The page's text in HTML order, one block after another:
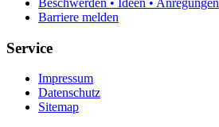
Barriere melden
Service
Impressum
Datenschutz
Sitemap